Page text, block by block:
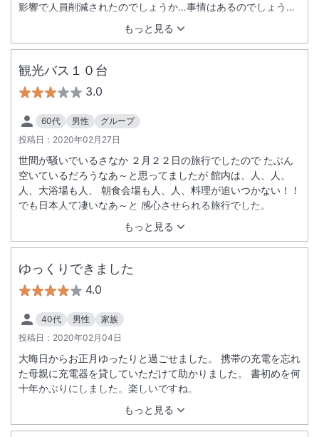
もっと見る
影響で人員削減されたのでしょうか…事情はあるのでしょう
が、目先の利益優先して、評価を落とす残念な結果になるので
観光バス１０台
3.0
60代 男性
グループ
投稿日： 2020年02月27日
もっと見る
世間が騒いでいるさなか ２月２２日の旅行でしたので たぶん
空いているだろうなあ～と思ってましたが 館内は、人、人、
人、大浴場も人、 朝食会場も人、人、料理が追いつかない！！
でも日本人て凄いなあ～と 感心させられる旅行でした。
ゆっくりできました
4.0
40代 男性
家族
投稿日： 2020年02月04日
もっと見る
大晦日からお正月ゆったりと過ごせました。 携帯の充電を忘れ
た母親に充電器を貸していただけて助かりました。 書初めを何
十年かぶりにしました。楽しいですね。